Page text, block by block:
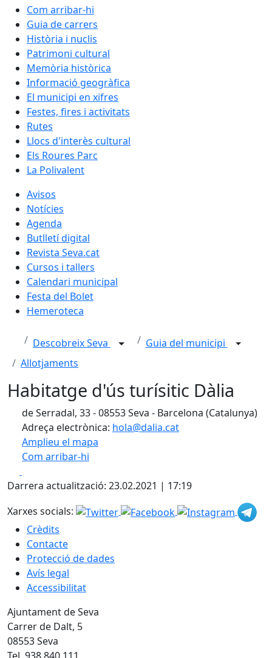
Com arribar-hi
Guia de carrers
Història i nuclis
Patrimoni cultural
Memòria històrica
Informació geogràfica
El municipi en xifres
Festes, fires i activitats
Rutes
Llocs d'interès cultural
Els Roures Parc
La Polivalent
Avisos
Notícies
Agenda
Butlletí digital
Revista Seva.cat
Cursos i tallers
Calendari municipal
Festa del Bolet
Hemeroteca
Descobreix Seva
Guia del municipi
Allotjaments
Habitatge d'ús turísitic Dàlia
de Serradal, 33 - 08553 Seva - Barcelona (Catalunya)
Adreça electrònica: hola@dalia.cat
Amplieu el mapa
Com arribar-hi
+
Darrera actualització: 23.02.2021 | 17:19
Xarxes socials:
Crèdits
Contacte
Protecció de dades
Avís legal
Accessibilitat
Ajuntament de Seva
Carrer de Dalt, 5
08553 Seva